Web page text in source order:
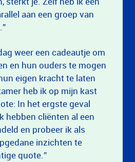
aan een groep van
weer een cadeautje om
en hun ouders te mogen
eigen kracht te laten
heb ik op mijn kast
In het ergste geval
hebben cliënten al een
en probeer ik als
inzichten te
quote.”